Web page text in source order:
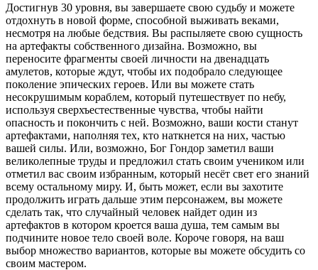
Достигнув 30 уровня, вы завершаете свою судьбу и можете
отдохнуть в новой форме, способной выживать веками,
несмотря на любые бедствия. Вы распыляете свою сущность
на артефакты собственного дизайна. Возможно, вы
переносите фрагменты своей личности на двенадцать
амулетов, которые ждут, чтобы их подобрало следующее
поколение эпических героев. Или вы можете стать
несокрушимым кораблем, который путешествует по небу,
используя сверхъестественные чувства, чтобы найти
опасность и покончить с ней. Возможно, ваши кости станут
артефактами, наполняя тех, кто наткнется на них, частью
вашей силы. Или, возможно, Бог Гондор заметил ваши
великолепные труды и предложил стать своим учеником или
отметил вас своим избранным, который несёт свет его знаний
всему остальному миру. И, быть может, если вы захотите
продолжить играть дальше этим персонажем, вы можете
сделать так, что случайный человек найдет один из
артефактов в котором кроется ваша душа, тем самым вы
подчините новое тело своей воле. Короче говоря, на ваш
выбор множество вариантов, которые вы можете обсудить со
своим мастером.